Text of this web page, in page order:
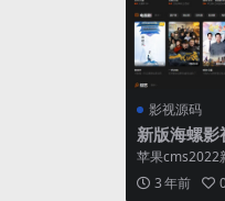
影视源码
新版海螺影
3.1全解密
CMSv10自
苹果cms2022
M3.1版本，这
的，之前也有
3 年前